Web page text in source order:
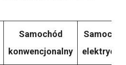
Samochód
konwencjonalny